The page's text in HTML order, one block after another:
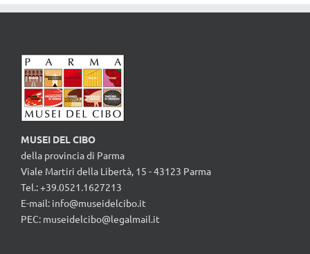
MUSEI DEL CIBO
della provincia di Parma
Viale Martiri della Libertà, 15 - 43123 Parma
Tel.: +39.0521.1627213
E-mail: info@museidelcibo.it
PEC: museidelcibo@legalmail.it